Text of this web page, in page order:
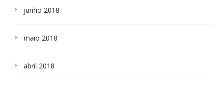
junho 2018
maio 2018
abril 2018